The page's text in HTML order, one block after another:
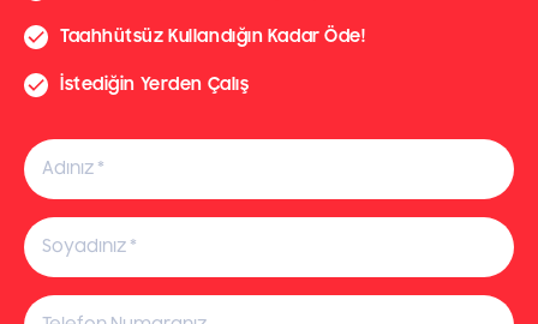
Taahhütsüz Kullandığın Kadar Öde!
İstediğin Yerden Çalış